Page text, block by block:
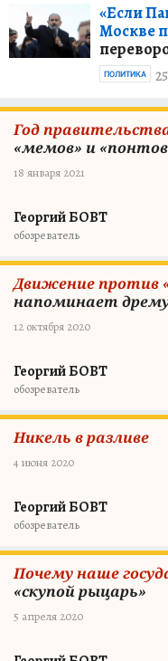
«Если
Москве
ПОЛИТИКА
Год
«мемов» и
18 января 2021
Георгий БОВТ
обозреватель
Движение против
напоминает
12 октября 2020
Георгий БОВТ
обозреватель
Никель в разливе
4 июня 2020
Георгий БОВТ
обозреватель
Почему наше
«скупой рыцарь»
5 апреля 2020